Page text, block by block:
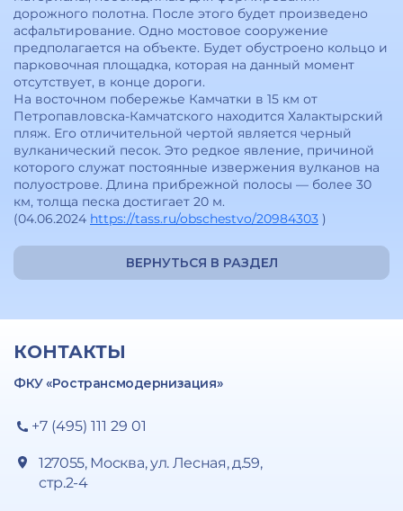
дорожного полотна. После этого будет произведено
асфальтирование. Одно мостовое сооружение
предполагается на объекте. Будет обустроено кольцо и
парковочная площадка, которая на данный момент
отсутствует, в конце дороги.
На восточном побережье Камчатки в 15 км от
Петропавловска-Камчатского находится Халактырский
пляж. Его отличительной чертой является черный
вулканический песок. Это редкое явление, причиной
которого служат постоянные извержения вулканов на
полуострове. Длина прибрежной полосы — более 30
км, толща песка достигает 20 м.
(04.06.2024 https://tass.ru/obschestvo/20984303 )
ВЕРНУТЬСЯ В РАЗДЕЛ
КОНТАКТЫ
ФКУ «Ространсмодернизация»
+7 (495) 111 29 01
127055, Москва, ул. Лесная, д.59,
стр.2-4